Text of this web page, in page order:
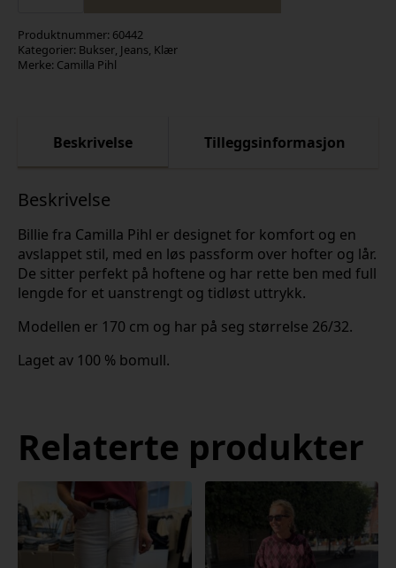
antall
Produktnummer: 60442
Kategorier: Bukser, Jeans, Klær
Merke: Camilla Pihl
Beskrivelse Tilleggsinformasjon
Beskrivelse
Billie fra Camilla Pihl er designet for komfort og en
avslappet stil, med en løs passform over hofter og lår.
De sitter perfekt på hoftene og har rette ben med full
lengde for et uanstrengt og tidløst uttrykk.
Modellen er 170 cm og har på seg størrelse 26/32.
Laget av 100 % bomull.
Relaterte produkter